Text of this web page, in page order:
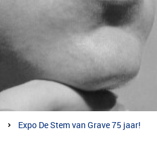
Expo De Stem van Grave 75 jaar!